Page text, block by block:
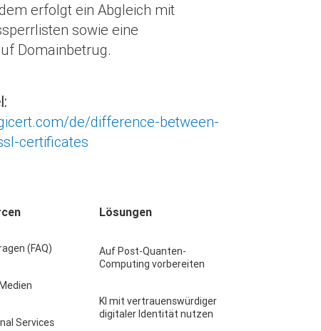
erfolgt ein Abgleich mit
sowie eine
Domainbetrug.
de/difference-between-
certificates
(FAQ)
Services
Lösungen
Auf Post-Quanten-
Computing vorbereiten
KI mit vertrauenswürdiger
digitaler Identität nutzen